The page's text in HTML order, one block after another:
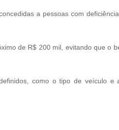
a pessoas com
de R$ 200 mil, evitando que o
como o tipo de veículo e